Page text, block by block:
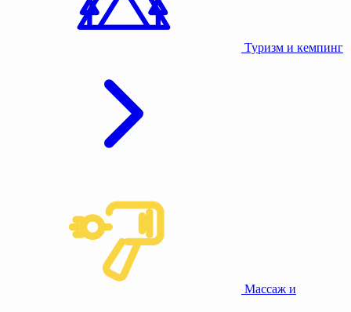
Туризм и кемпинг
Массаж и